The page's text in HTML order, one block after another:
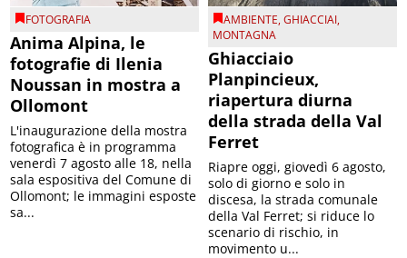
FOTOGRAFIA
Anima Alpina, le
fotografie di Ilenia
Noussan in mostra a
Ollomont
L'inaugurazione della mostra
fotografica è in programma
venerdì 7 agosto alle 18, nella
sala espositiva del Comune di
Ollomont; le immagini esposte
sa...
AMBIENTE,GHIACCIAI,
MONTAGNA
Ghiacciaio
Planpincieux,
riapertura diurna
della strada della Val
Ferret
Riapre oggi, giovedì 6 agosto,
solo di giorno e solo in
discesa, la strada comunale
della Val Ferret; si riduce lo
scenario di rischio, in
movimento u...